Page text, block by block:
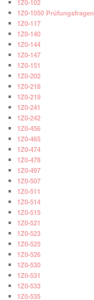
1Z0-102
1Z0-1050 Prüfungsfragen
1Z0-117
1Z0-140
1Z0-144
1Z0-147
1Z0-151
1Z0-202
1Z0-218
1Z0-219
1Z0-241
1Z0-242
1Z0-456
1Z0-465
1Z0-474
1Z0-478
1Z0-497
1Z0-507
1Z0-511
1Z0-514
1Z0-515
1Z0-521
1Z0-523
1Z0-525
1Z0-526
1Z0-530
1Z0-531
1Z0-533
1Z0-535